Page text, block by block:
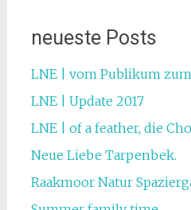
neueste Posts
LNE | vom Publikum
LNE | Update 2017
LNE | of a feather, die
Neue Liebe Tarpenbek.
Raakmoor Natur